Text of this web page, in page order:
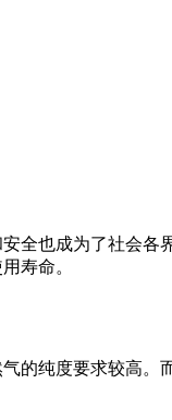
全也成为了社会各
寿命。
的纯度要求较高。